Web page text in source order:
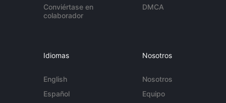
Conviértase en
colaborador
DMCA
Idiomas
English
Español
Nosotros
Nosotros
Equipo